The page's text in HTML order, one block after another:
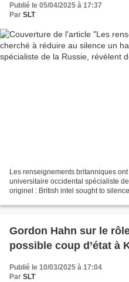
Publié le 05/04/2025 à 17:37
Par SLT
Les renseignements britanniques
universitaire occidental spécialiste
originel : British intel sought to
Gordon Hahn sur le
possible coup d’état à
Publié le 10/03/2025 à 17:04
Par SLT